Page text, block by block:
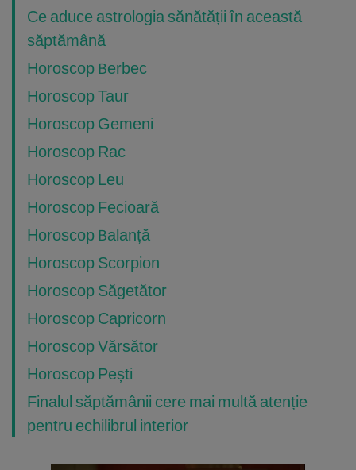
Ce aduce astrologia sănătății în această
săptămână
Horoscop Berbec
Horoscop Taur
Horoscop Gemeni
Horoscop Rac
Horoscop Leu
Horoscop Fecioară
Horoscop Balanță
Horoscop Scorpion
Horoscop Săgetător
Horoscop Capricorn
Horoscop Vărsător
Horoscop Pești
Finalul săptămânii cere mai multă atenție
pentru echilibrul interior